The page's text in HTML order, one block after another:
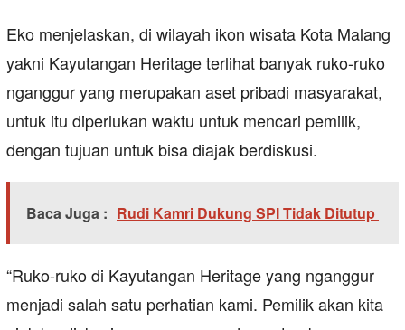
Eko menjelaskan, di wilayah ikon wisata Kota Malang
yakni Kayutangan Heritage terlihat banyak ruko-ruko
nganggur yang merupakan aset pribadi masyarakat,
untuk itu diperlukan waktu untuk mencari pemilik,
dengan tujuan untuk bisa diajak berdiskusi.
Baca Juga : Rudi Kamri Dukung SPI Tidak Ditutup
“Ruko-ruko di Kayutangan Heritage yang nganggur
menjadi salah satu perhatian kami. Pemilik akan kita